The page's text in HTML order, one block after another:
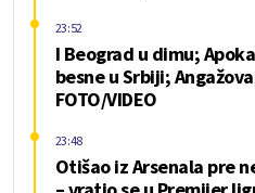
I Beograd u dimu;
besne u Srbiji;
FOTO/VIDEO
23:52
Otišao iz Arsenala pre
23:48